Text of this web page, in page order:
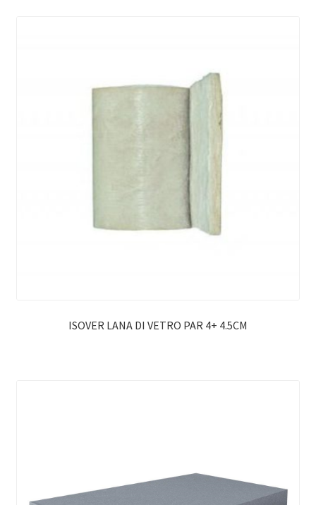
ISOVER LANA DI VETRO PAR 4+ 4.5CM